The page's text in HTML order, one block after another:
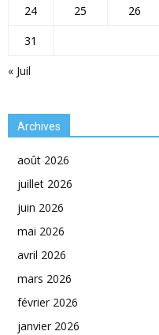
« Juil
24
25 26
31
Archives
août 2026
juillet 2026
juin 2026
mai 2026
avril 2026
mars 2026
février 2026
janvier 2026